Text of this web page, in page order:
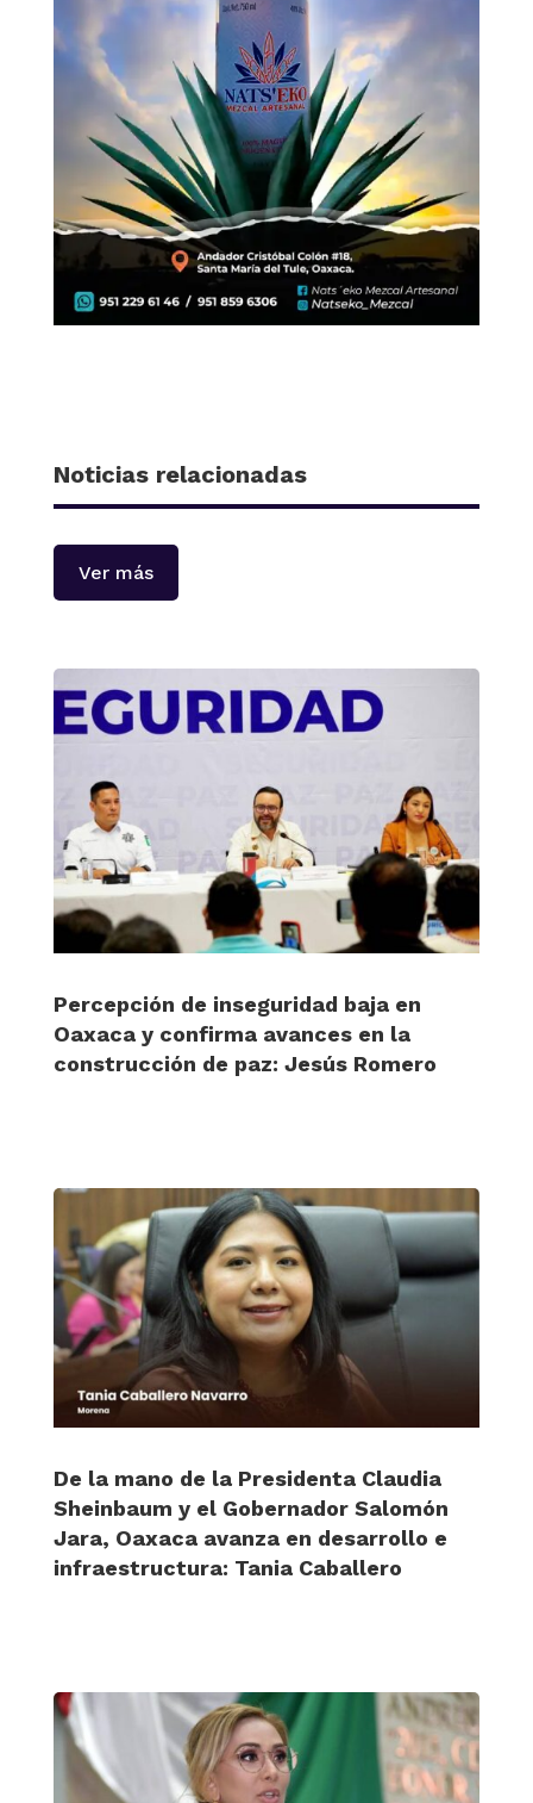
Noticias relacionadas
Ver más
Percepción de inseguridad baja en
Oaxaca y confirma avances en la
construcción de paz: Jesús Romero
De la mano de la Presidenta Claudia
Sheinbaum y el Gobernador Salomón
Jara, Oaxaca avanza en desarrollo e
infraestructura: Tania Caballero